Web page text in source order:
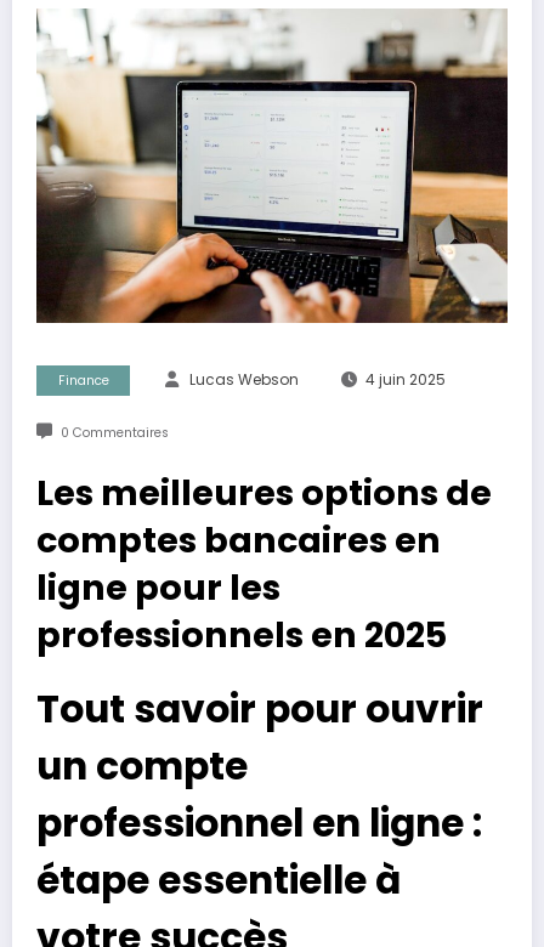
Finance Lucas Webson 4 juin 2025
0 Commentaires
Les meilleures options de
comptes bancaires en
ligne pour les
professionnels en 2025
Tout savoir pour ouvrir
un compte
professionnel en ligne :
étape essentielle à